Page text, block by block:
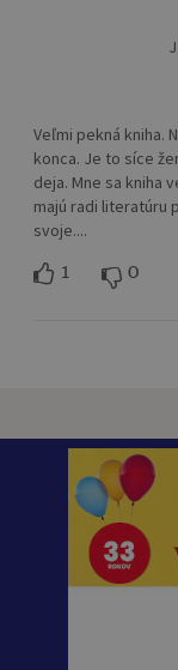
Veľmi pekná kniha.
konca. Je to síce
deja. Mne sa kniha
majú radi literatúru
svoje....
1 0